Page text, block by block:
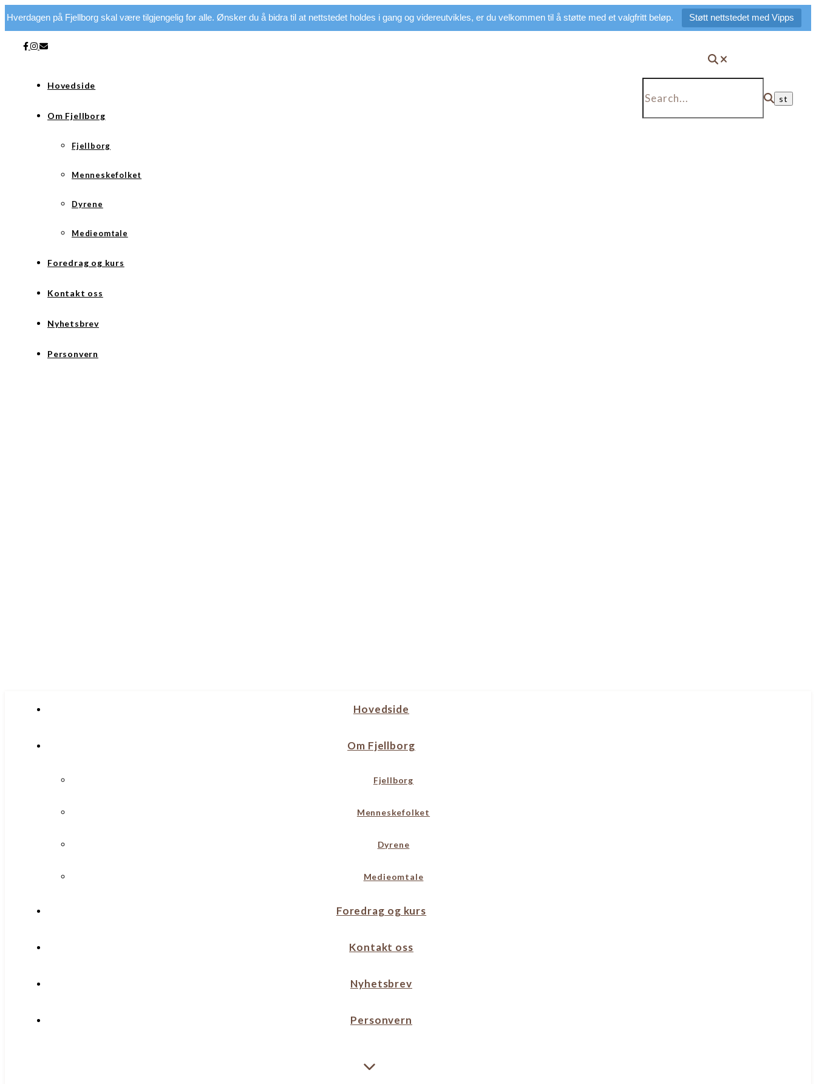
Hverdagen på Fjellborg skal være tilgjengelig for alle. Ønsker du å bidra til at nettstedet holdes i gang og videreutvikles, er du velkommen til å støtte med et valgfritt beløp. Støtt nettstedet med Vipps
Hovedside
Om Fjellborg
Fjellborg
Menneskefolket
Dyrene
Medieomtale
Foredrag og kurs
Kontakt oss
Nyhetsbrev
Personvern
Hovedside
Om Fjellborg
Fjellborg
Menneskefolket
Dyrene
Medieomtale
Foredrag og kurs
Kontakt oss
Nyhetsbrev
Personvern